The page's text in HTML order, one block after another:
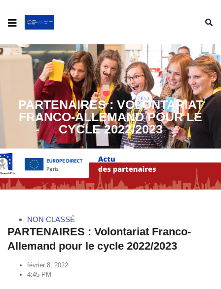
PARTENAIRES : VOLONTARIAT
FRANCO-ALLEMAND POUR LE
CYCLE 2022/2023
NON CLASSÉ
PARTENAIRES : Volontariat Franco-
Allemand pour le cycle 2022/2023
février 8, 2022
4:45 PM